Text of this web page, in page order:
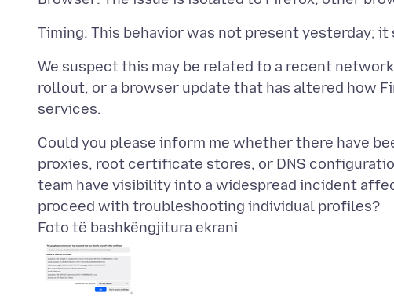
We suspect this may be related to a recent
rollout, or a browser update that has altered how
Could you please inform me whether there have
proxies, root certificate stores, or DNS
team have visibility into a widespread incident
Foto të bashkëngjitura ekrani